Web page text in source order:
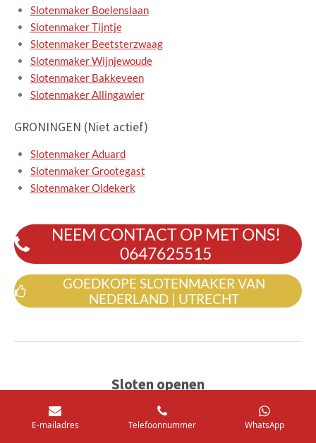
Slotenmaker Boelenslaan
Slotenmaker Tijntje
Slotenmaker Beetsterzwaag
Slotenmaker Wijnjewoude
Slotenmaker Bakkeveen
Slotenmaker Allingawier
GRONINGEN (Niet actief)
Slotenmaker Aduard
Slotenmaker Grootegast
Slotenmaker Oldekerk
NEEM CONTACT OP MET ONS!
0647625515
GOEDKOPE SLOTENMAKER VAN
NEDERLAND | UTRECHT
Sloten openen
Een slot openen omdat u uw sleutels binnen heeft
laten liggen, de sleutel in het slot is afgebroken of u
E-mailadres Telefoonnummer WhatsApp